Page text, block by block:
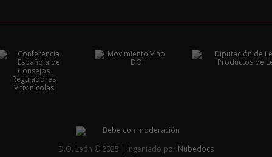
D.O. León © 2025 | Ingeniado por Nubedocs